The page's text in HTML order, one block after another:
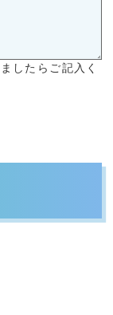
したらご記入く